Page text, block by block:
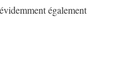
également